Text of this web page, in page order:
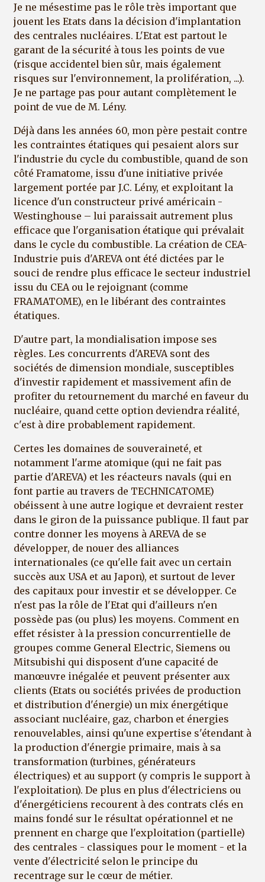
Je ne mésestime pas le rôle très important que
jouent les Etats dans la décision d'implantation
des centrales nucléaires. L'Etat est partout le
garant de la sécurité à tous les points de vue
(risque accidentel bien sûr, mais également
risques sur l'environnement, la prolifération, ...).
Je ne partage pas pour autant complètement le
point de vue de M. Lény.
Déjà dans les années 60, mon père pestait contre
les contraintes étatiques qui pesaient alors sur
l'industrie du cycle du combustible, quand de son
côté Framatome, issu d'une initiative privée
largement portée par J.C. Lény, et exploitant la
licence d'un constructeur privé américain -
Westinghouse – lui paraissait autrement plus
efficace que l'organisation étatique qui prévalait
dans le cycle du combustible. La création de CEA-
Industrie puis d'AREVA ont été dictées par le
souci de rendre plus efficace le secteur industriel
issu du CEA ou le rejoignant (comme
FRAMATOME), en le libérant des contraintes
étatiques.
D'autre part, la mondialisation impose ses
règles. Les concurrents d'AREVA sont des
sociétés de dimension mondiale, susceptibles
d'investir rapidement et massivement afin de
profiter du retournement du marché en faveur du
nucléaire, quand cette option deviendra réalité,
c'est à dire probablement rapidement.
Certes les domaines de souveraineté, et
notamment l'arme atomique (qui ne fait pas
partie d'AREVA) et les réacteurs navals (qui en
font partie au travers de TECHNICATOME)
obéissent à une autre logique et devraient rester
dans le giron de la puissance publique. Il faut par
contre donner les moyens à AREVA de se
développer, de nouer des alliances
internationales (ce qu'elle fait avec un certain
succès aux USA et au Japon), et surtout de lever
des capitaux pour investir et se développer. Ce
n'est pas la rôle de l'Etat qui d'ailleurs n'en
possède pas (ou plus) les moyens. Comment en
effet résister à la pression concurrentielle de
groupes comme General Electric, Siemens ou
Mitsubishi qui disposent d'une capacité de
manœuvre inégalée et peuvent présenter aux
clients (Etats ou sociétés privées de production
et distribution d'énergie) un mix énergétique
associant nucléaire, gaz, charbon et énergies
renouvelables, ainsi qu'une expertise s'étendant à
la production d'énergie primaire, mais à sa
transformation (turbines, générateurs
électriques) et au support (y compris le support à
l'exploitation). De plus en plus d'électriciens ou
d'énergéticiens recourent à des contrats clés en
mains fondé sur le résultat opérationnel et ne
prennent en charge que l'exploitation (partielle)
des centrales - classiques pour le moment - et la
vente d'électricité selon le principe du
recentrage sur le cœur de métier.